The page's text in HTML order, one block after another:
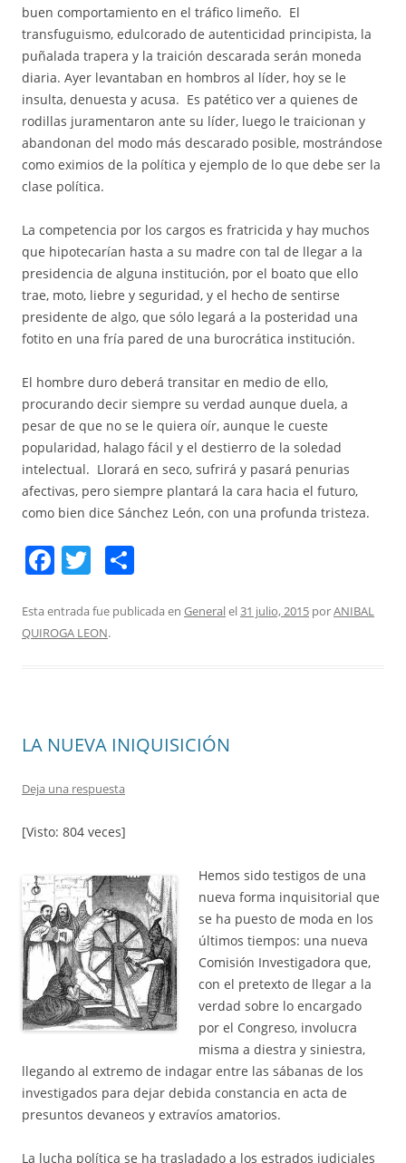
buen comportamiento en el tráfico limeño. El
transfuguismo, edulcorado de autenticidad principista, la
puñalada trapera y la traición descarada serán moneda
diaria. Ayer levantaban en hombros al líder, hoy se le
insulta, denuesta y acusa. Es patético ver a quienes de
rodillas juramentaron ante su líder, luego le traicionan y
abandonan del modo más descarado posible, mostrándose
como eximios de la política y ejemplo de lo que debe ser la
clase política.
La competencia por los cargos es fratricida y hay muchos
que hipotecarían hasta a su madre con tal de llegar a la
presidencia de alguna institución, por el boato que ello
trae, moto, liebre y seguridad, y el hecho de sentirse
presidente de algo, que sólo legará a la posteridad una
fotito en una fría pared de una burocrática institución.
El hombre duro deberá transitar en medio de ello,
procurando decir siempre su verdad aunque duela, a
pesar de que no se le quiera oír, aunque le cueste
popularidad, halago fácil y el destierro de la soledad
intelectual. Llorará en seco, sufrirá y pasará penurias
afectivas, pero siempre plantará la cara hacia el futuro,
como bien dice Sánchez León, con una profunda tristeza.
F
a
c
e
o
k
T
w
itt
er
m
Esta entrada fue publicada en Generalel31 julio, 2015 porANIBAL
QUIROGA LEON.
LA NUEVA INIQUISICIÓN
Deja una respuesta
[Visto: 804 veces]
Hemos sido testigos de una
nueva forma inquisitorial que
se ha puesto de moda en los
últimos tiempos: una nueva
Comisión Investigadora que,
con el pretexto de llegar a la
verdad sobre lo encargado
por el Congreso, involucra
misma a diestra y siniestra,
llegando al extremo de indagar entre las sábanas de los
investigados para dejar debida constancia en acta de
presuntos devaneos y extravíos amatorios.
La lucha política se ha trasladado a los estrados judiciales